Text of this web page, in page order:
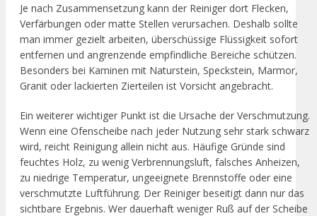
Je nach Zusammensetzung kann der Reiniger dort Flecken,
Verfärbungen oder matte Stellen verursachen. Deshalb sollte
man immer gezielt arbeiten, überschüssige Flüssigkeit sofort
entfernen und angrenzende empfindliche Bereiche schützen.
Besonders bei Kaminen mit Naturstein, Speckstein, Marmor,
Granit oder lackierten Zierteilen ist Vorsicht angebracht.
Ein weiterer wichtiger Punkt ist die Ursache der Verschmutzung.
Wenn eine Ofenscheibe nach jeder Nutzung sehr stark schwarz
wird, reicht Reinigung allein nicht aus. Häufige Gründe sind
feuchtes Holz, zu wenig Verbrennungsluft, falsches Anheizen,
zu niedrige Temperatur, ungeeignete Brennstoffe oder eine
verschmutzte Luftführung. Der Reiniger beseitigt dann nur das
sichtbare Ergebnis. Wer dauerhaft weniger Ruß auf der Scheibe